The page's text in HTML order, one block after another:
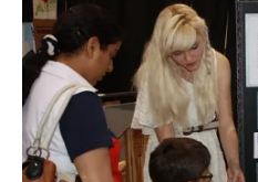
en
de